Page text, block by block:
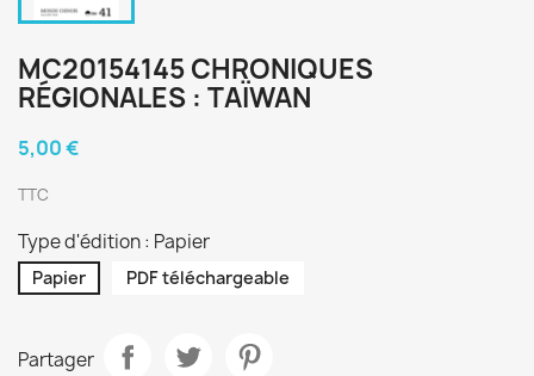
MC20154145 CHRONIQUES
RÉGIONALES : TAÏWAN
5,00 €
TTC
Type d'édition : Papier
Papier PDF téléchargeable
Partager